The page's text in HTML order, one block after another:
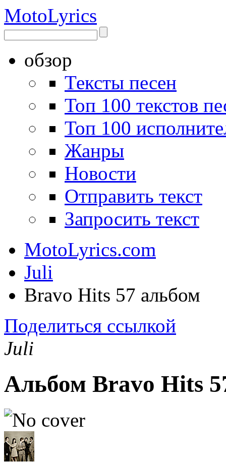
MotoLyrics
обзор
Тексты песен
Топ 100 текстов
Топ 100
Жанры
Новости
Отправить текст
Запросить текст
MotoLyrics.com
Juli
Bravo Hits 57 альбом
Поделиться ссылкой
Juli
Альбом Bravo Hits